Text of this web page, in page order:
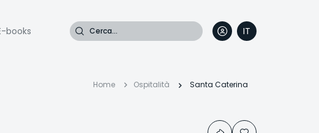
books Cerca
IT
EN
FR
DE
Briciole
Home Ospitalità Santa Caterina